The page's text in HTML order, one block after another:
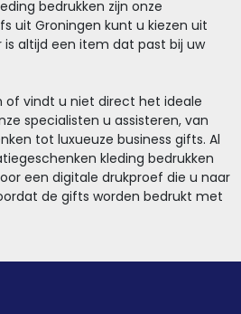
bedrukken zijn onze
uit Groningen kunt u kiezen uit
is altijd een item dat past bij uw
of vindt u niet direct het ideale
specialisten u assisteren, van
tot luxueuze business gifts. Al
kleding bedrukken
een digitale drukproef die u naar
de gifts worden bedrukt met